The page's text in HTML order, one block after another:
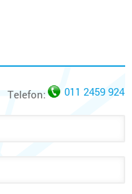
Telefon: 011 2459 924